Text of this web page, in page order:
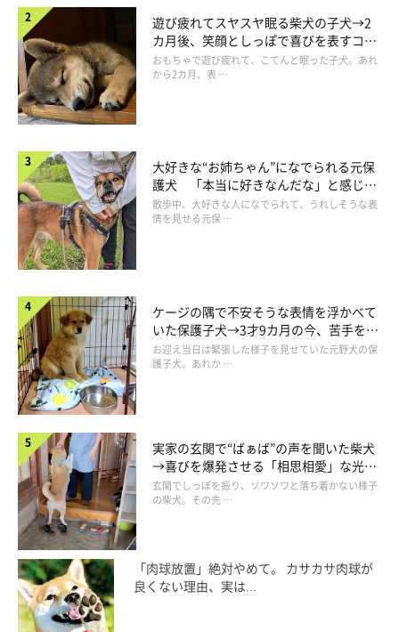
🍑momo・peach🍑(@mame.momochan)がシェアした投稿
@mame.momochan
飼い主さんのことが大好きなももちゃん。クッションのほかに
も、ぬいぐるみや枕などをくわえてお出迎えすることもあるのだ
遊び疲れてスヤスヤ眠る柴犬の子犬→2
カ月後、笑顔としっぽで喜びを表すコに
成長！
おもちゃで遊び疲れて、こてんと眠った子犬。あれ
から2カ月、表 …
大好きな“お姉ちゃん”になでられる元保
護犬 「本当に好きなんだな」と感じる
表情にほっこり
散歩中、大好きな人になでられて、うれしそうな表
情を見せる元保 …
ケージの隅で不安そうな表情を浮かべて
いた保護子犬→3才9カ月の今、苦手を克
服し頼もしいコに成長！
お迎え当日は緊張した様子を見せていた元野犬の保
護子犬。あれか …
実家の玄関で“ばぁば”の声を聞いた柴犬
→喜びを爆発させる「相思相愛」な光景
にほっこり
玄関でしっぽを振り、ソワソワと落ち着かない様子
の柴犬。その先 …
「肉球放置」絶対やめて。 カサカサ肉球が
良くない理由、実は...